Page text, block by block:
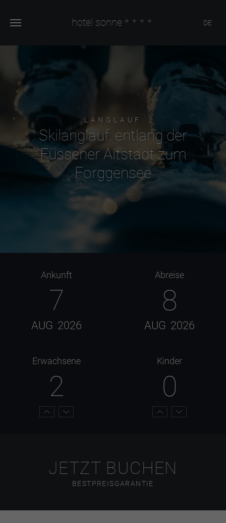
hotel sonne **** DE
LANGLAUF
Skilanglauf: entlang der
Füssener Altstadt zum
Forggensee
Ankunft
7
AUG 2026
Abreise
8
AUG 2026
Erwachsene
2
Kinder
0
JETZT BUCHEN
BESTPREISGARANTIE